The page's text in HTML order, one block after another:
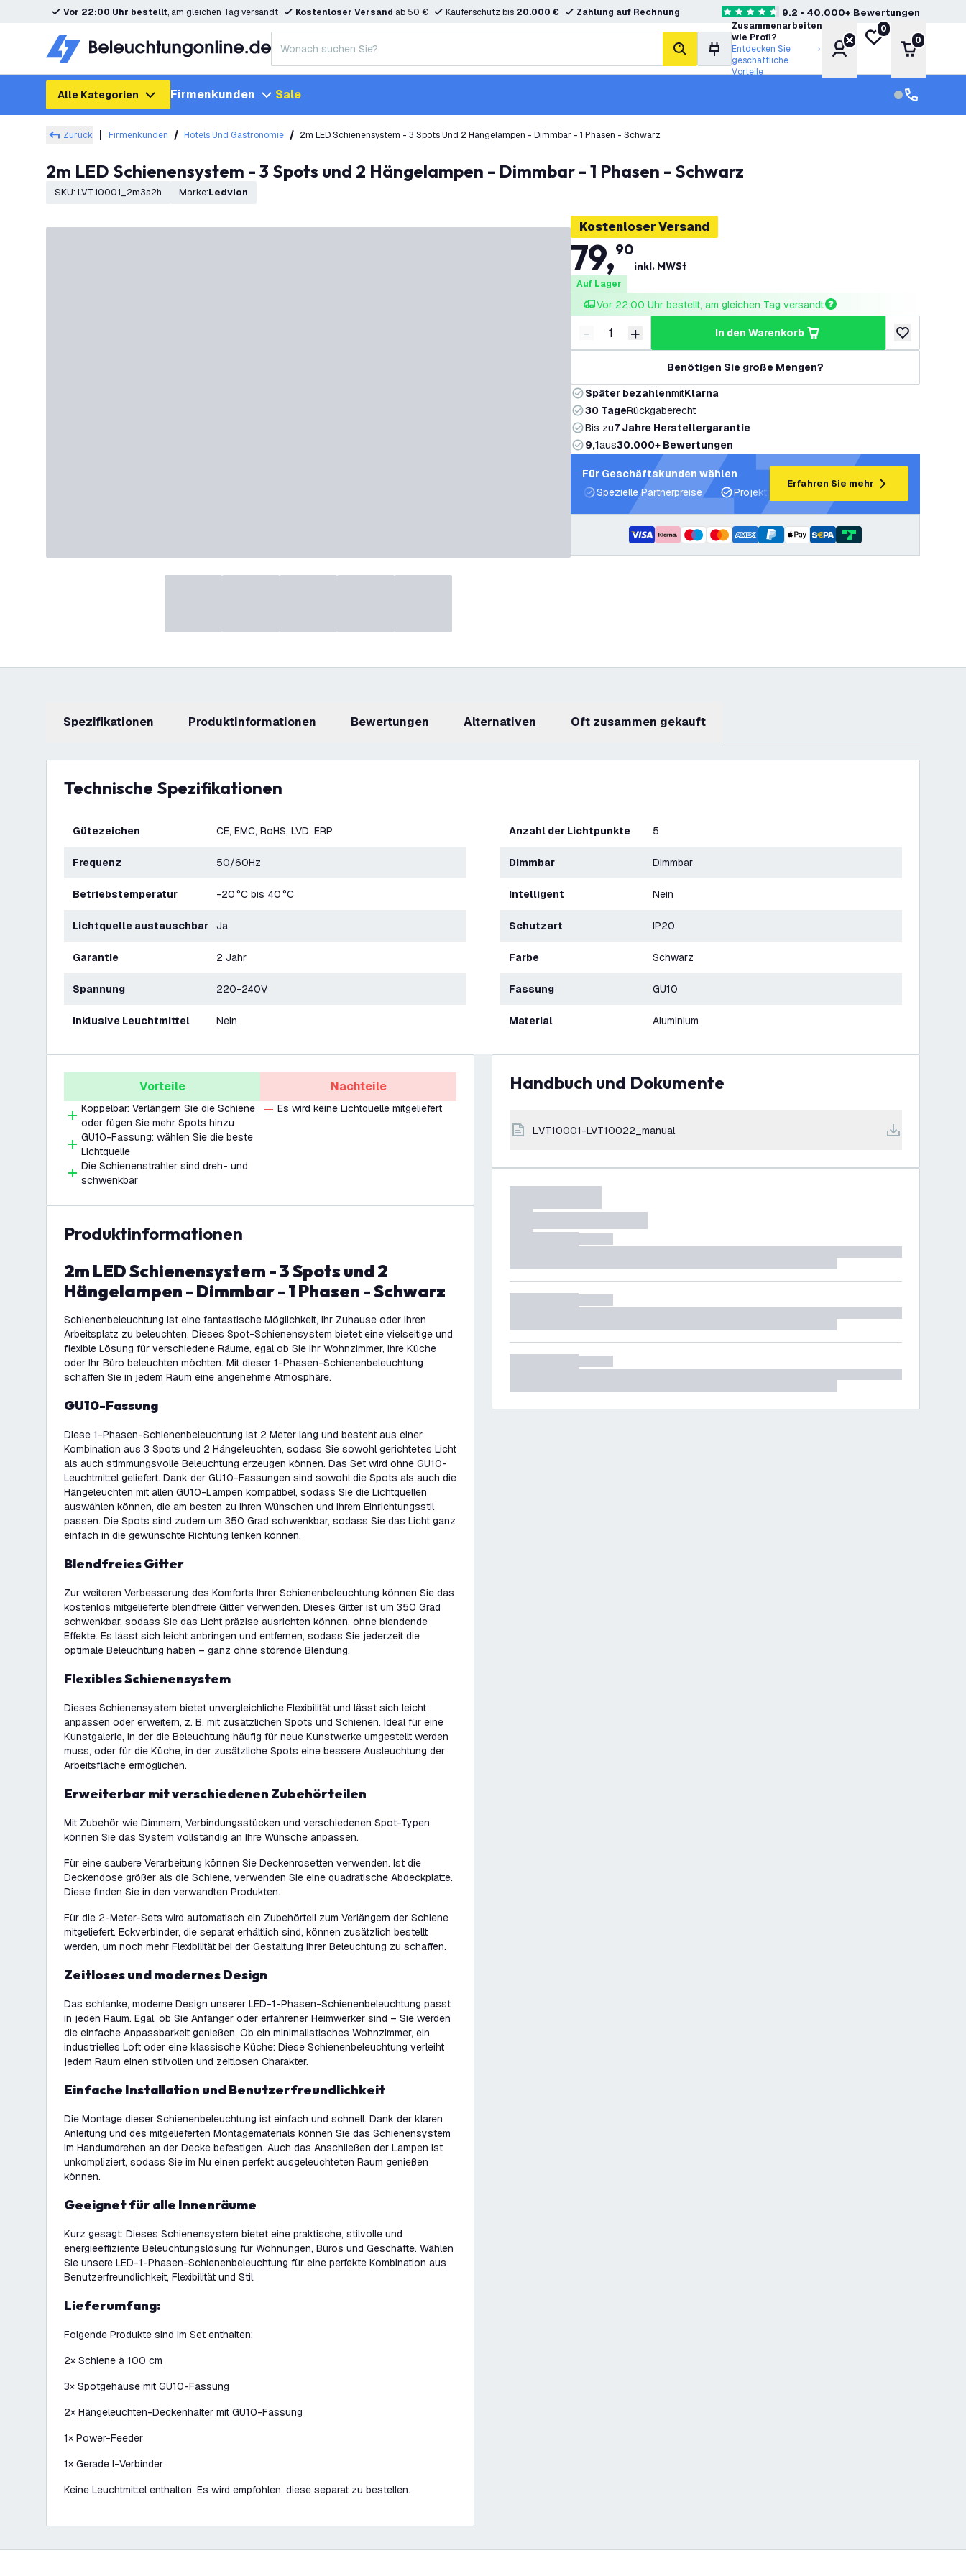
Vor 22:00 Uhr bestellt, am gleichen Tag versandt Kostenloser Versand ab 50 € Käuferschutz bis 20.000 € Zahlung auf Rechnung 4.6 Bewertungssterne9.2 • 40.000+ Bewertungen
Suche
Zusammenarbeiten
wie Profi?
Entdecken Sie
geschäftliche
Vorteile
Konto
Meine Wunschliste
0
Warenkorb
0
Alle Kategorien Firmenkunden Sale
Zurück Firmenkunden Hotels Und Gastronomie 2m LED Schienensystem - 3 Spots Und 2 Hängelampen - Dimmbar - 1 Phasen - Schwarz
2m LED Schienensystem - 3 Spots und 2 Hängelampen - Dimmbar - 1 Phasen - Schwarz
SKU: LVT10001_2m3s2h Marke: Ledvion
Kostenloser Versand
79,90
inkl. MWSt
Auf Lager
Vor 22:00 Uhr bestellt, am gleichen Tag versandt
Menge verringern
- Menge erhöhen
+ in den Warenkorb
zur
Benötigen Sie große Mengen?
Später bezahlenmitKlarna
30 TageRückgaberecht
Bis zu7 Jahre Herstellergarantie
9,1aus30.000+ Bewertungen
Für Geschäftskunden wählen
Spezielle Partnerpreise
Projektunterstützung und Lichtpläne
Erfahren Sie mehr
Spezifikationen Produktinformationen Bewertungen Alternativen Oft zusammen gekauft
Technische Spezifikationen
Gütezeichen CE, EMC, RoHS, LVD, ERP
Frequenz 50/60Hz
Betriebstemperatur -20 °C bis 40 °C
Lichtquelle austauschbar Ja
Garantie 2 Jahr
Spannung 220-240V
Inklusive Leuchtmittel Nein
Anzahl der Lichtpunkte 5
Dimmbar Dimmbar
Intelligent Nein
Schutzart IP20
Farbe Schwarz
Fassung GU10
Material Aluminium
Vorteile
Koppelbar: Verlängern Sie die Schiene
oder fügen Sie mehr Spots hinzu
GU10-Fassung: wählen Sie die beste
Lichtquelle
Die Schienenstrahler sind dreh- und
schwenkbar
Nachteile
Es wird keine Lichtquelle mitgeliefert
Produktinformationen
2m LED Schienensystem - 3 Spots und 2
Hängelampen - Dimmbar - 1 Phasen - Schwarz
Schienenbeleuchtung ist eine fantastische Möglichkeit, Ihr Zuhause oder Ihren
Arbeitsplatz zu beleuchten. Dieses Spot-Schienensystem bietet eine vielseitige und
flexible Lösung für verschiedene Räume, egal ob Sie Ihr Wohnzimmer, Ihre Küche
oder Ihr Büro beleuchten möchten. Mit dieser 1-Phasen-Schienenbeleuchtung
schaffen Sie in jedem Raum eine angenehme Atmosphäre.
GU10-Fassung
Diese 1-Phasen-Schienenbeleuchtung ist 2 Meter lang und besteht aus einer
Kombination aus 3 Spots und 2 Hängeleuchten, sodass Sie sowohl gerichtetes Licht
als auch stimmungsvolle Beleuchtung erzeugen können. Das Set wird ohne GU10-
Leuchtmittel geliefert. Dank der GU10-Fassungen sind sowohl die Spots als auch die
Hängeleuchten mit allen GU10-Lampen kompatibel, sodass Sie die Lichtquellen
auswählen können, die am besten zu Ihren Wünschen und Ihrem Einrichtungsstil
passen. Die Spots sind zudem um 350 Grad schwenkbar, sodass Sie das Licht ganz
einfach in die gewünschte Richtung lenken können.
Blendfreies Gitter
Zur weiteren Verbesserung des Komforts Ihrer Schienenbeleuchtung können Sie das
kostenlos mitgelieferte blendfreie Gitter verwenden. Dieses Gitter ist um 350 Grad
schwenkbar, sodass Sie das Licht präzise ausrichten können, ohne blendende
Effekte. Es lässt sich leicht anbringen und entfernen, sodass Sie jederzeit die
optimale Beleuchtung haben – ganz ohne störende Blendung.
Flexibles Schienensystem
Dieses Schienensystem bietet unvergleichliche Flexibilität und lässt sich leicht
anpassen oder erweitern, z. B. mit zusätzlichen Spots und Schienen. Ideal für eine
Kunstgalerie, in der die Beleuchtung häufig für neue Kunstwerke umgestellt werden
muss, oder für die Küche, in der zusätzliche Spots eine bessere Ausleuchtung der
Arbeitsfläche ermöglichen.
Erweiterbar mit verschiedenen Zubehörteilen
Mit Zubehör wie Dimmern, Verbindungsstücken und verschiedenen Spot-Typen
können Sie das System vollständig an Ihre Wünsche anpassen.
Für eine saubere Verarbeitung können Sie Deckenrosetten verwenden. Ist die
Deckendose größer als die Schiene, verwenden Sie eine quadratische Abdeckplatte.
Diese finden Sie in den verwandten Produkten.
Für die 2-Meter-Sets wird automatisch ein Zubehörteil zum Verlängern der Schiene
mitgeliefert. Eckverbinder, die separat erhältlich sind, können zusätzlich bestellt
werden, um noch mehr Flexibilität bei der Gestaltung Ihrer Beleuchtung zu schaffen.
Zeitloses und modernes Design
Das schlanke, moderne Design unserer LED-1-Phasen-Schienenbeleuchtung passt
in jeden Raum. Egal, ob Sie Anfänger oder erfahrener Heimwerker sind – Sie werden
die einfache Anpassbarkeit genießen. Ob ein minimalistisches Wohnzimmer, ein
industrielles Loft oder eine klassische Küche: Diese Schienenbeleuchtung verleiht
jedem Raum einen stilvollen und zeitlosen Charakter.
Einfache Installation und Benutzerfreundlichkeit
Die Montage dieser Schienenbeleuchtung ist einfach und schnell. Dank der klaren
Anleitung und des mitgelieferten Montagematerials können Sie das Schienensystem
im Handumdrehen an der Decke befestigen. Auch das Anschließen der Lampen ist
unkompliziert, sodass Sie im Nu einen perfekt ausgeleuchteten Raum genießen
können.
Geeignet für alle Innenräume
Kurz gesagt: Dieses Schienensystem bietet eine praktische, stilvolle und
energieeffiziente Beleuchtungslösung für Wohnungen, Büros und Geschäfte. Wählen
Sie unsere LED-1-Phasen-Schienenbeleuchtung für eine perfekte Kombination aus
Benutzerfreundlichkeit, Flexibilität und Stil.
Lieferumfang:
Folgende Produkte sind im Set enthalten:
2× Schiene à 100 cm
3× Spotgehäuse mit GU10-Fassung
2× Hängeleuchten-Deckenhalter mit GU10-Fassung
1× Power-Feeder
1× Gerade I-Verbinder
Keine Leuchtmittel enthalten. Es wird empfohlen, diese separat zu bestellen.
Handbuch und Dokumente
LVT10001-LVT10022_manual